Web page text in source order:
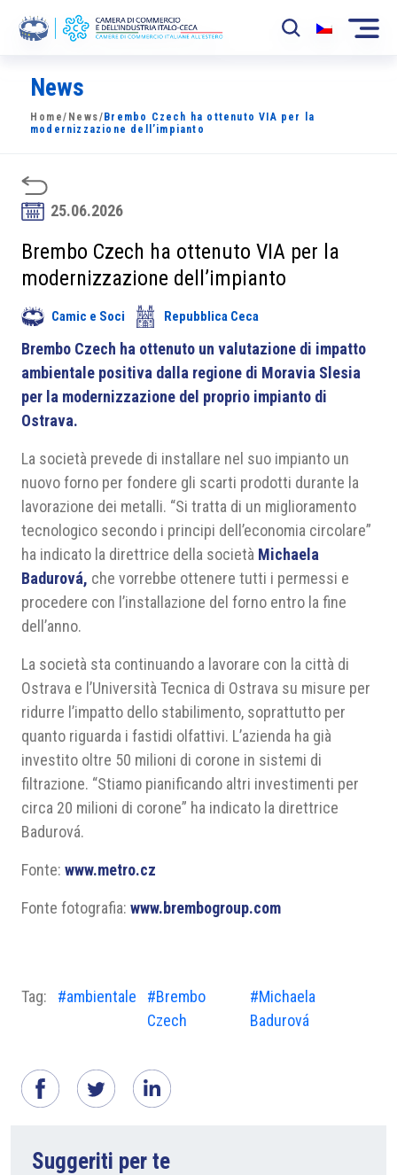
La Camera
News
Sviluppo Mercato
Soci
Partner
Progetti
Area riservata
News
Home/ News/ Brembo Czech ha ottenuto VIA per la
modernizzazione dell’impianto
25.06.2026
Brembo Czech ha ottenuto VIA per la
modernizzazione dell’impianto
Camic e Soci Repubblica Ceca
Brembo Czech ha ottenuto un valutazione di impatto
ambientale positiva dalla regione di Moravia Slesia
per la modernizzazione del proprio impianto di
Ostrava.
La società prevede di installare nel suo impianto un
nuovo forno per fondere gli scarti prodotti durante la
lavorazione dei metalli. “Si tratta di un miglioramento
tecnologico secondo i principi dell’economia circolare”
ha indicato la direttrice della società Michaela
Badurová, che vorrebbe ottenere tutti i permessi e
procedere con l’installazione del forno entro la fine
dell’anno.
La società sta continuando a lavorare con la città di
Ostrava e l’Università Tecnica di Ostrava su misure per
ridurre l’impatto dello stabilimento, soprattutto per
quanto riguarda i fastidi olfattivi. L’azienda ha già
investito oltre 50 milioni di corone in sistemi di
filtrazione. “Stiamo pianificando altri investimenti per
circa 20 milioni di corone” ha indicato la direttrice
Badurová.
Fonte: www.metro.cz
Fonte fotografia: www.brembogroup.com
Tag: #ambientale
#Brembo
Czech
#Michaela
Badurová
Suggeriti per te